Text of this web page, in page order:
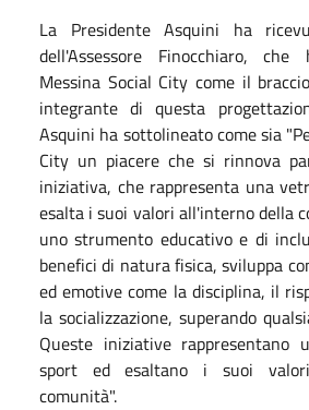
La Presidente Asquini ha
dell'Assessore Finocchiaro,
Messina Social City come il
integrante di questa
Asquini ha sottolineato come sia
City un piacere che si rinnova
iniziativa, che rappresenta una
esalta i suoi valori all'interno della
uno strumento educativo e di
benefici di natura fisica, sviluppa
ed emotive come la disciplina, il
la socializzazione, superando
Queste iniziative
sport ed esaltano i suoi
comunità".